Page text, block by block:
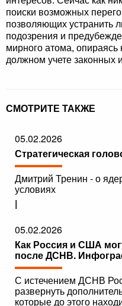
поиски возможных
позволяющих устранить
подозрения и
мирного атома,
должном учете законных
СМОТРИТЕ ТАКЖЕ
05.02.2026
Стратегическая
Дмитрий Тренин - о
условиях
|
05.02.2026
Как Россия и США
после ДСНВ.
С истечением ДСНВ
развернуть
которые до этого